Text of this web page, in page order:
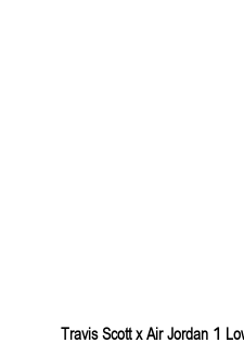
Travis Scott x Air Jordan 1